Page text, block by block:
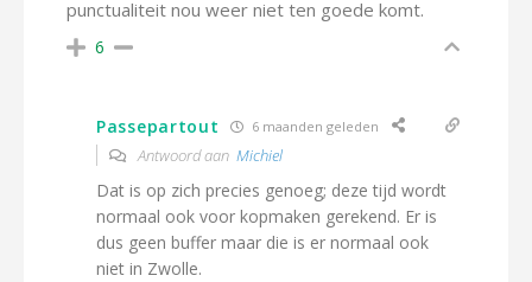
punctualiteit nou weer niet ten goede komt.
6
Passepartout 6 maanden geleden
Antwoord aan Michiel
Dat is op zich precies genoeg; deze tijd wordt
normaal ook voor kopmaken gerekend. Er is
dus geen buffer maar die is er normaal ook
niet in Zwolle.